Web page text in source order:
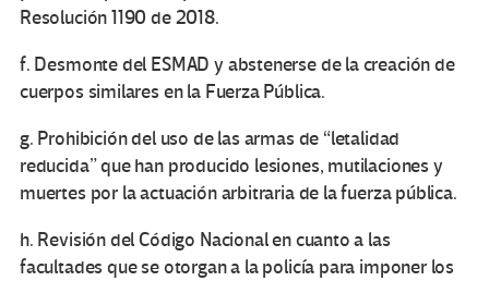
Resolución 1190 de 2018.
f. Desmonte del ESMAD y abstenerse de la creación de
cuerpos similares en la Fuerza Pública.
g. Prohibición del uso de las armas de “letalidad
reducida” que han producido lesiones, mutilaciones y
muertes por la actuación arbitraria de la fuerza pública.
h. Revisión del Código Nacional en cuanto a las
facultades que se otorgan a la policía para imponer los